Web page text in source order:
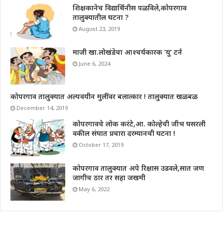
शिक्षकानेच विद्यार्थिनीस पळविले,कोपरगाव
तालुक्यातील घटना ?
August 23, 2019
माजी खा.लोखंडेचा आश्चर्यकारक ‘यु’ टर्न
June 6, 2024
कोपरगाव तालुक्यात अल्पवयीन मुलींवर बलात्कार ! तालुक्यात खळबळ
December 14, 2019
कोपरगावचे लोक करंटे,आ. कोल्हेची जीभ घसरली
वकील संघात प्रचारा दरम्यानची घटना !
October 17, 2019
कोपरगाव तालुक्यात अपे रिक्षास उडवले,सात जण
जागीच ठार तर सहा जखमी
May 6, 2022